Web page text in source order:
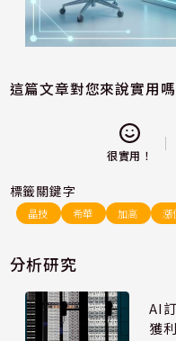
這篇文章對您來說實用嗎
很實用！
標籤關鍵字
晶技 希華 加高 漲
分析研究
AI
獲